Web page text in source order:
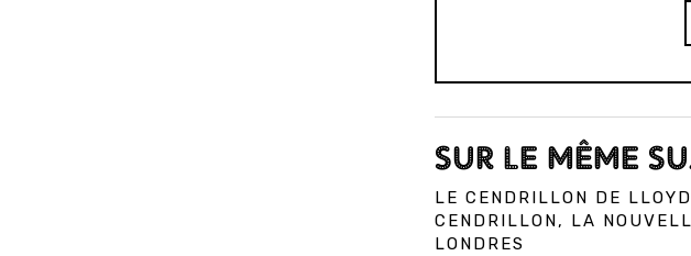
SUR LE MÊME
LE CENDRILLON DE
CENDRILLON, LA
LONDRES